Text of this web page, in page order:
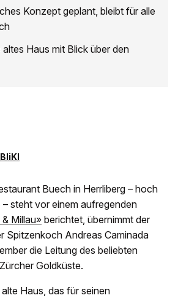
Konzept geplant, bleibt für alle
Haus mit Blick über den
BliKI
Buech in Herrliberg – hoch
steht vor einem aufregenden
Millau» berichtet, übernimmt der
Spitzenkoch Andreas Caminada
die Leitung des beliebten
Goldküste.
Haus, das für seinen